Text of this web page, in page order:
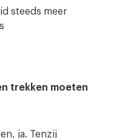
steeds meer
trekken moeten
ja. Tenzij